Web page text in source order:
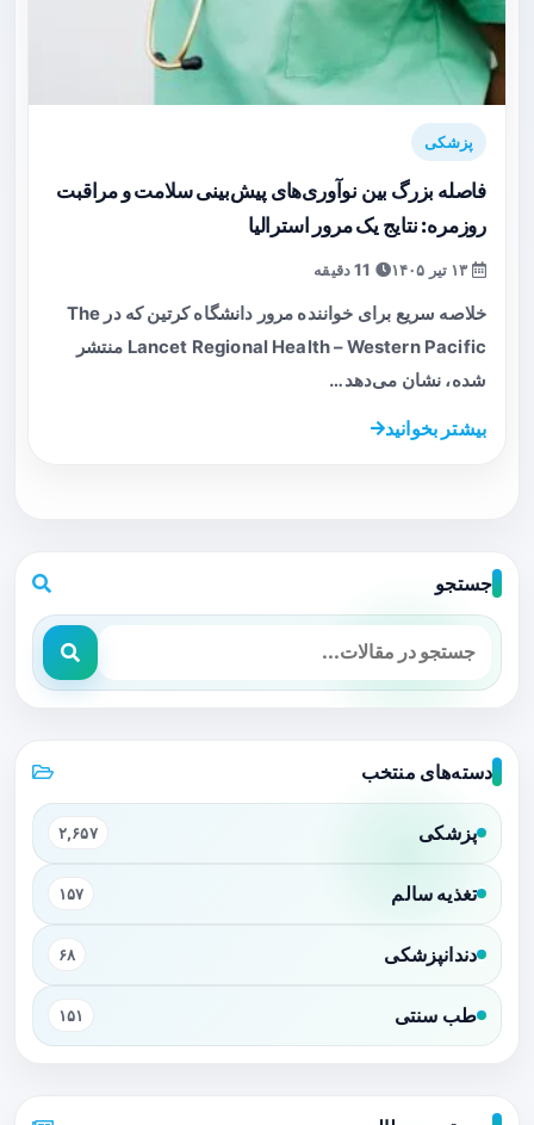
پزشکی
فاصله بزرگ بین نوآوری‌های پیش‌بینی سلامت و مراقبت
روزمره: نتایج یک مرور استرالیا
خلاصه سریع برای خواننده مرور دانشگاه کرتین که در The
Lancet Regional Health – Western Pacific منتشر
شده، نشان می‌دهد…
بیشتر بخوانید
جستجو
دسته‌های منتخب
پزشکی ۲,۶۵۷
تغذیه سالم ۱۵۷
دندانپزشکی ۶۸
طب سنتی ۱۵۱